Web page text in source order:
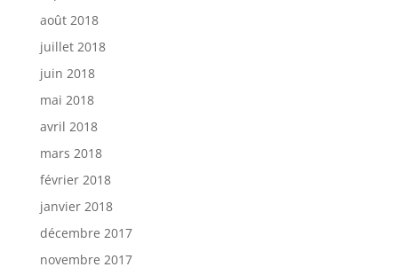
août 2018
juillet 2018
juin 2018
mai 2018
avril 2018
mars 2018
février 2018
janvier 2018
décembre 2017
novembre 2017